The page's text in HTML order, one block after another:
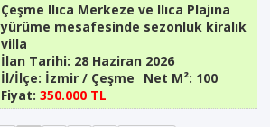
Çeşme Ilıca Merkeze ve Ilıca Plajına
yürüme mesafesinde sezonluk kiralık
villa
İlan Tarihi: 28 Haziran 2026
İl/İlçe: İzmir / Çeşme Net M²: 100
Fiyat: 350.000 TL